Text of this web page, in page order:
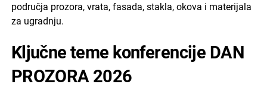
područja prozora, vrata, fasada, stakla, okova i materijala
za ugradnju.
Ključne teme konferencije DAN
PROZORA 2026